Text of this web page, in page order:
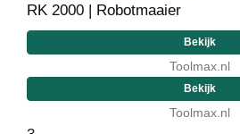
RK 2000 | Robotmaaier
Bekijk
Toolmax.nl
Bekijk
Toolmax.nl